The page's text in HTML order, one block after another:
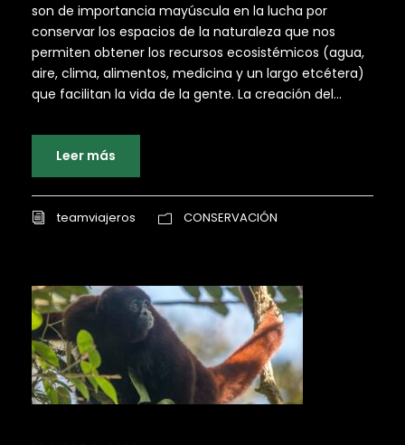
son de importancia mayúscula en la lucha por
conservar los espacios de la naturaleza que nos
permiten obtener los recursos ecosistémicos (agua,
aire, clima, alimentos, medicina y un largo etcétera)
que facilitan la vida de la gente. La creación del...
Leer más
teamviajeros CONSERVACIÓN